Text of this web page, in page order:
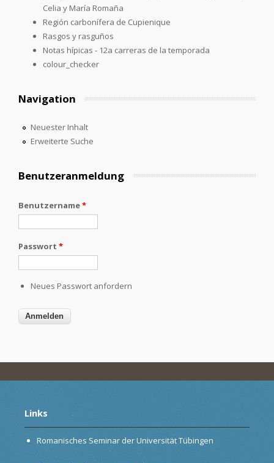
Celia y María Romaña
Región carbonífera de Cupienique
Rasgos y rasguños
Notas hípicas - 12a carreras de la temporada
colour_checker
Navigation
Neuester Inhalt
Erweiterte Suche
Benutzeranmeldung
Benutzername*
Passwort *
Neues Passwort anfordern
Links
Romanisches Seminar der Universität Tübingen